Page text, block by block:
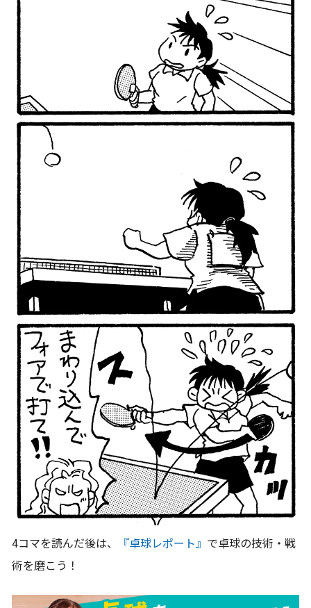
4コマを読んだ後は、 『卓球レポート』 で卓球の技術・戦
術を磨こう！